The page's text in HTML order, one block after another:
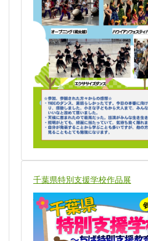
千葉県特別支援学校作品展